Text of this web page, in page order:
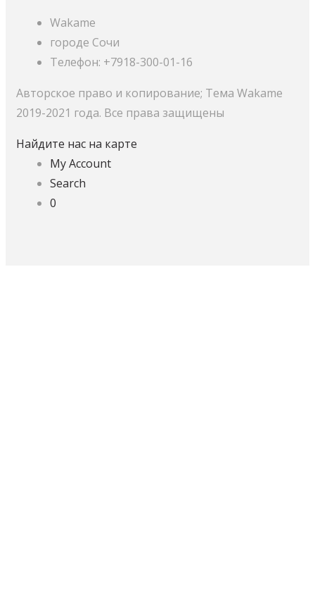
Wakame
городе Сочи
Телефон: +7918-300-01-16
Авторское право и копирование; Тема Wakame
2019-2021 года. Все права защищены
Найдите нас на карте
My Account
Search
0